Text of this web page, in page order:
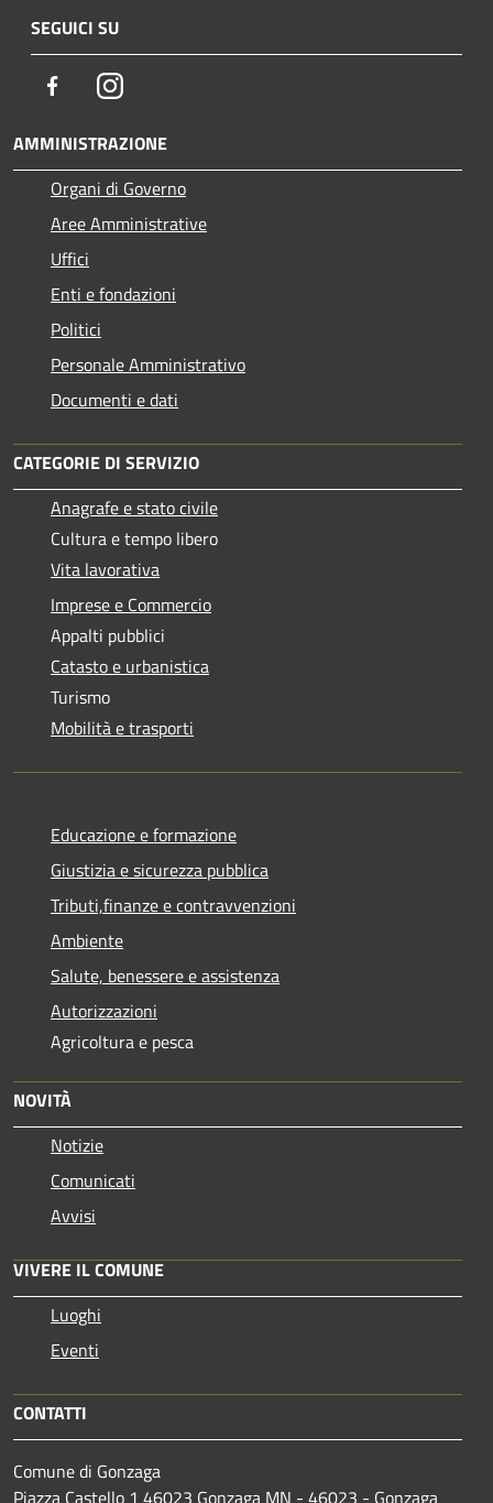
SEGUICI SU
FacebookInstagram
AMMINISTRAZIONE
Organi di Governo
Aree Amministrative
Uffici
Enti e fondazioni
Politici
Personale Amministrativo
Documenti e dati
CATEGORIE DI SERVIZIO
Anagrafe e stato civile
Cultura e tempo libero
Vita lavorativa
Imprese e Commercio
Appalti pubblici
Catasto e urbanistica
Turismo
Mobilità e trasporti
Educazione e formazione
Giustizia e sicurezza pubblica
Tributi,finanze e contravvenzioni
Ambiente
Salute, benessere e assistenza
Autorizzazioni
Agricoltura e pesca
NOVITÀ
Notizie
Comunicati
Avvisi
VIVERE IL COMUNE
Luoghi
Eventi
CONTATTI
Comune di Gonzaga
Piazza Castello 1 46023 Gonzaga MN - 46023 - Gonzaga